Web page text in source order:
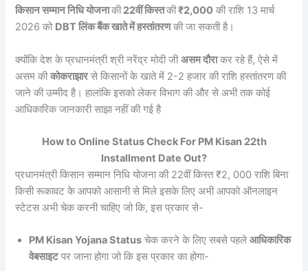
किसान सम्मान निधि योजनाकी22वीं किस्तकी₹2,000 की राशि 13 मार्च
2026 को DBT लिंक बैंक खाते में हस्तांतरणकी जा सकती है।
क्योंकि देश के प्रधानमंत्री श्री नरेंद्र मोदी जीअसम दौराकर रहे हैं, ऐसे में
असम कीकोकराझारसे किसानों के खाते में 2-2 हजार की राशि हस्तांतरण की
जाने की उम्मीद है। हालांकि इसको लेकर विभाग की और से अभी तक कोई
आधिकारिक जानकारी साझा नहीं की गई है
How to Online Status Check For PM Kisan 22th
Installment Date Out?
प्रधानमंत्री किसान सम्मान निधि योजना की 22वीं किस्त ₹2, 000 राशि बिना
किसी रूकावट के आपको आसानी से मिले इसके लिए अभी आपको ऑनलाइन
स्टेटस अभी चेक करनी चाहिए जो कि, इस प्रकार से-
PM Kisan Yojana Status चेक करने के लिए सबसे पहलेआधिकारिक
वेबसाइटपर जाना होगा जो कि इस प्रकार का होगा-